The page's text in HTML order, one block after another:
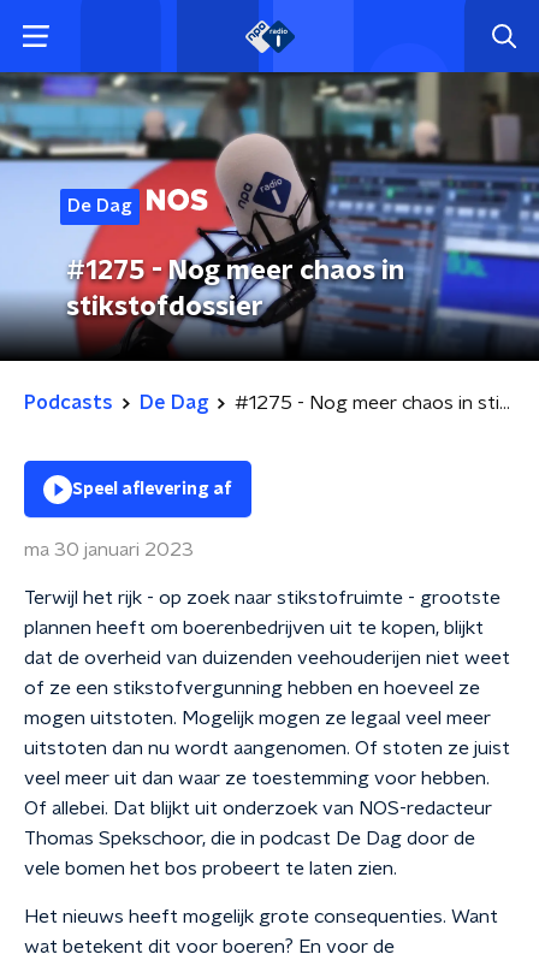
De Dag
#1275 - Nog meer chaos in
stikstofdossier
Podcasts De Dag #1275 - Nog meer chaos in stikstofdossier
Speel aflevering af
ma 30 januari 2023
Terwijl het rijk - op zoek naar stikstofruimte - grootste
plannen heeft om boerenbedrijven uit te kopen, blijkt
dat de overheid van duizenden veehouderijen niet weet
of ze een stikstofvergunning hebben en hoeveel ze
mogen uitstoten. Mogelijk mogen ze legaal veel meer
uitstoten dan nu wordt aangenomen. Of stoten ze juist
veel meer uit dan waar ze toestemming voor hebben.
Of allebei. Dat blijkt uit onderzoek van NOS-redacteur
Thomas Spekschoor, die in podcast De Dag door de
vele bomen het bos probeert te laten zien.
Het nieuws heeft mogelijk grote consequenties. Want
wat betekent dit voor boeren? En voor de